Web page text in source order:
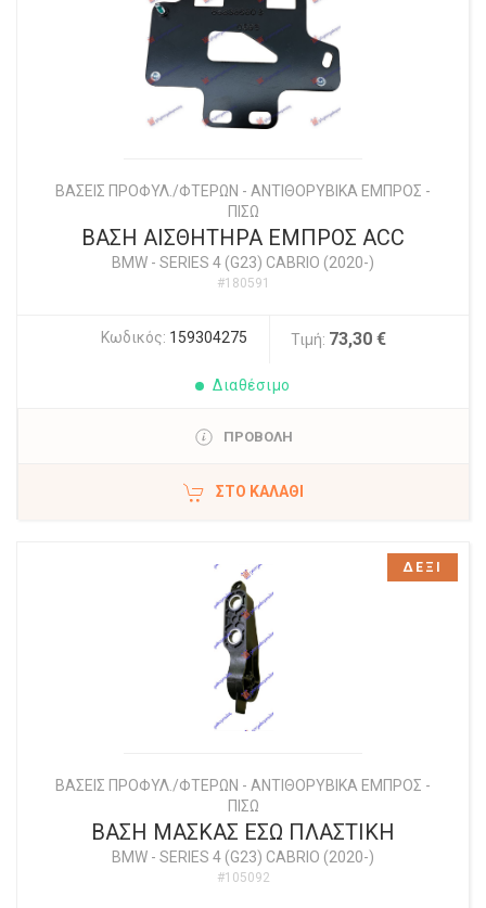
ΒΑΣΕΙΣ ΠΡΟΦΥΛ./ΦΤΕΡΩΝ - ΑΝΤΙΘΟΡΥΒΙΚΑ ΕΜΠΡΟΣ -
ΠΙΣΩ
ΒΑΣΗ ΑΙΣΘΗΤΗΡΑ ΕΜΠΡΟΣ ACC
BMW - SERIES 4 (G23) CABRIO (2020-)
#180591
Κωδικός: 159304275 Τιμή: 73,30 €
Διαθέσιμο
ΠΡΟΒΟΛΗ
ΣΤΟ ΚΑΛΆΘΙ
ΒΑΣΕΙΣ ΠΡΟΦΥΛ./ΦΤΕΡΩΝ - ΑΝΤΙΘΟΡΥΒΙΚΑ ΕΜΠΡΟΣ -
ΠΙΣΩ
ΒΑΣΗ ΜΑΣΚΑΣ ΕΣΩ ΠΛΑΣΤΙΚΗ
BMW - SERIES 4 (G23) CABRIO (2020-)
#105092
ΔΕΞΙ